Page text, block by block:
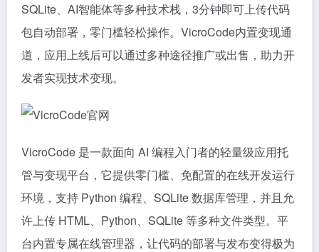
SQLite、AI智能体等多种技术栈，3分钟即可上传代码
包自动部署，零门槛轻松操作。VicroCode内置变现通
道，应用上线后可以通过多种途径推广或出售，助力开
发者实现技术变现。
VicroCode 是一款面向 AI 编程入门者的轻量级应用托
管与变现平台，它提供零门槛、免配置的在线开发运行
环境，支持 Python 编程、SQLite 数据库管理，并且允
许上传 HTML、Python、SQLite 等多种文件类型。平
台内置专属在线管理器，让代码的部署与发布变得极为